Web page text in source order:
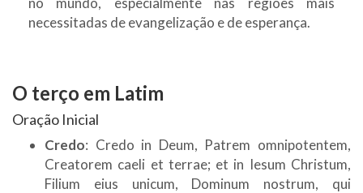
necessitadas de evangelização e de esperança.
O terço em Latim
Oração Inicial
Credo: Credo in Deum, Patrem omnipotentem,
Creatorem caeli et terrae; et in Iesum Christum,
Filium eius unicum, Dominum nostrum, qui